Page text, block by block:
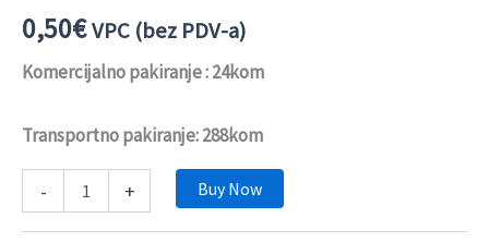
0,50€VPC (bez PDV-a)
Komercijalno pakiranje : 24kom
Transportno pakiranje: 288kom
- + Buy Now